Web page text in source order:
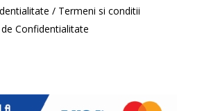
/ Termeni si conditii
Confidentialitate